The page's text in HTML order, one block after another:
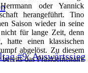
#9: Auswärtssieg
oder Yannick
herangeführt. Tino
Saison wieder in seine
für lange Zeit, denn
hatte einen klassischen
abgelöst. Zu diesem
das Präsidentenamt